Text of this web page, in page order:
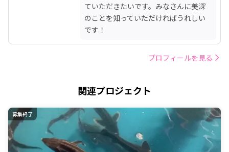
ていただきたいです。みなさんに美深
のことを知っていただければうれしい
です！
プロフィールを見る
関連プロジェクト
募集終了